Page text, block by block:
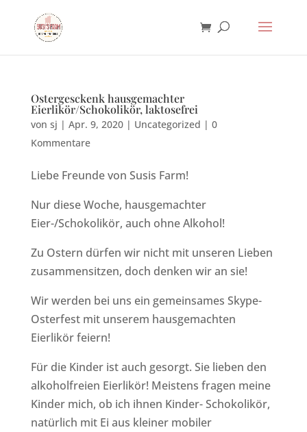
Ostergesckenk hausgemachter
Eierlikör/Schokolikör, laktosefrei
von sj | Apr. 9, 2020| Uncategorized | 0
Kommentare
Liebe Freunde von Susis Farm!
Nur diese Woche, hausgemachter
Eier-/Schokolikör, auch ohne Alkohol!
Zu Ostern dürfen wir nicht mit unseren Lieben
zusammensitzen, doch denken wir an sie!
Wir werden bei uns ein gemeinsames Skype-
Osterfest mit unserem hausgemachten
Eierlikör feiern!
Für die Kinder ist auch gesorgt. Sie lieben den
alkoholfreien Eierlikör! Meistens fragen meine
Kinder mich, ob ich ihnen Kinder- Schokolikör,
natürlich mit Ei aus kleiner mobiler